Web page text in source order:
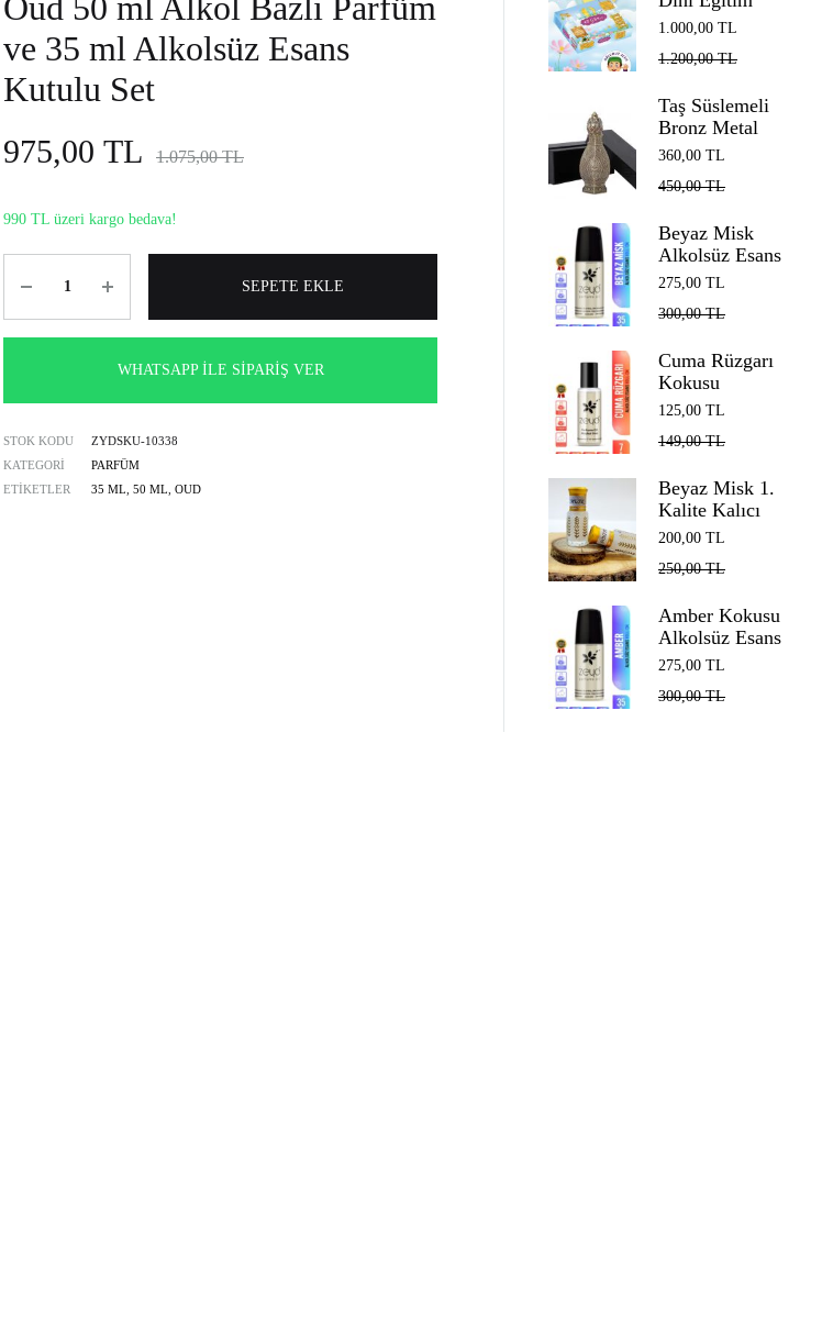
ve 35 ml Alkolsüz Esans
Kutulu Set
975,00 TL 1.075,00TL
990 TL üzeri kargo bedava!
SEPETE EKLE
WHATSAPP İLE SIPARIŞ VER
STOK KODU
ZYDSKU-10338
KATEGORI
PARFÜM
ETIKETLER
35 ML 50 ML OUD
Seti: Oğlan
Cennet Yolunda
1.000,00TL
1.200,00TL
Taş Süslemeli
Bronz Metal
Döküm Esans
Cam Çubuk ve
360,00TL
450,00TL
Beyaz Misk
Alkolsüz Esans
Roll on EDP
275,00TL
300,00TL
Cuma Rüzgarı
Kokusu
Alkolsüz Esans
Unisex 7 ml
125,00TL
149,00TL
Beyaz Misk 1.
Kalite Kalıcı
Alkolsüz Esans
White Musk 5
200,00TL
250,00TL
Amber Kokusu
Alkolsüz Esans
Roll on EDP
275,00TL
300,00TL